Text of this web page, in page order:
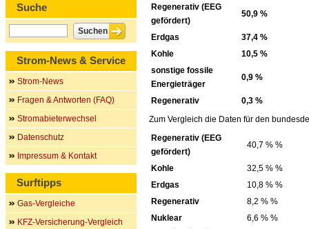
Regenerativ (EEG
gefördert)
50,9 %
Erdgas
37,4 %
Kohle
10,5 %
sonstige fossile
Energieträger
0,9 %
Regenerativ
0,3 %
Zum Vergleich die Daten für den
Regenerativ (EEG
gefördert)
40,7 % %
Kohle
32,5 % %
Erdgas
10,8 % %
Regenerativ
8,2 % %
Nuklear
6,6 % %
Suche
Strom-News & Service
Strom-News
Fragen & Antworten (FAQ)
Stromabieterwechsel
Datenschutz
Impressum & Kontakt
Surftipps
Gas-Vergleiche
KFZ-Versicherung-Vergleich